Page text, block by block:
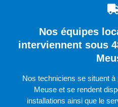
Nos équipes
interviennent sous
Nos techniciens se situent
Meuse et se rendent
installations ainsi que le